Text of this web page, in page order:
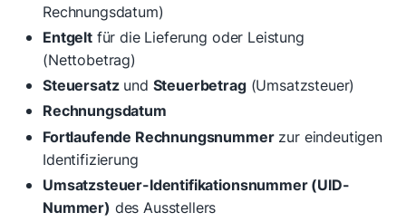
Rechnungsdatum)
Entgeltfür die Lieferung oder Leistung
(Nettobetrag)
Steuersatzund Steuerbetrag(Umsatzsteuer)
Rechnungsdatum
Fortlaufende Rechnungsnummerzur eindeutigen
Identifizierung
Umsatzsteuer-Identifikationsnummer (UID-
Nummer) des Ausstellers